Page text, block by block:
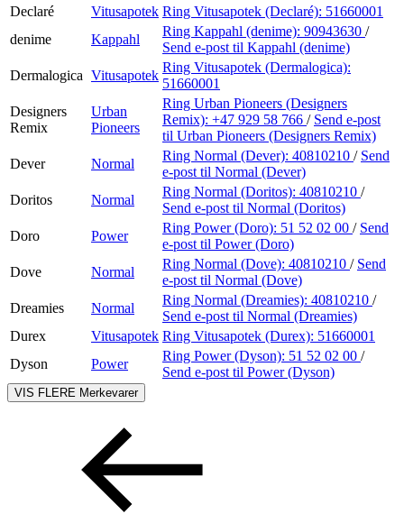
Declaré
Vitusapotek Ring Vitusapotek (Declaré): 51660001
denime
Kappahl
Ring Kappahl (denime): 90943630 /
Send e-post til Kappahl (denime)
Dermalogica Vitusapotek
Ring Vitusapotek (Dermalogica):
51660001
Designers
Remix
Urban
Pioneers
Ring Urban Pioneers (Designers
Remix): +47 929 58 766 / Send e-post
til Urban Pioneers (Designers Remix)
Dever
Normal
Ring Normal (Dever): 40810210 / Send
e-post til Normal (Dever)
Doritos
Normal
Ring Normal (Doritos): 40810210 /
Send e-post til Normal (Doritos)
Doro
Power
Ring Power (Doro): 51 52 02 00 / Send
e-post til Power (Doro)
Dove
Normal
Ring Normal (Dove): 40810210 / Send
e-post til Normal (Dove)
Dreamies
Normal
Ring Normal (Dreamies): 40810210 /
Send e-post til Normal (Dreamies)
Durex
Vitusapotek Ring Vitusapotek (Durex): 51660001
Dyson
Power
Ring Power (Dyson): 51 52 02 00 /
Send e-post til Power (Dyson)
VIS FLERE Merkevarer